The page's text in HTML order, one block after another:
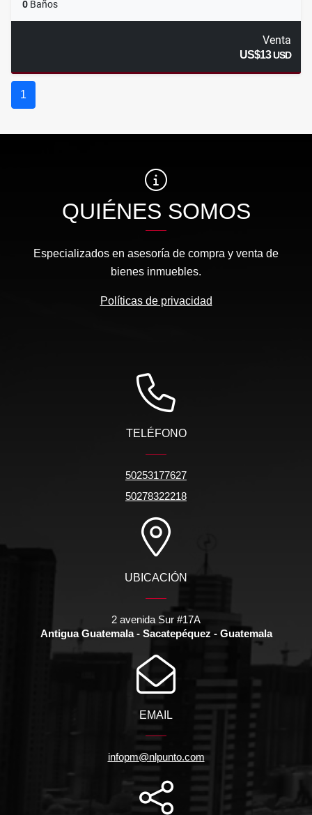
0 Baños
Venta
US$13USD
1
QUIÉNES SOMOS
Especializados en asesoría de compra y venta de
bienes inmuebles.
Políticas de privacidad
TELÉFONO
50253177627
50278322218
UBICACIÓN
2 avenida Sur #17A
Antigua Guatemala - Sacatepéquez - Guatemala
EMAIL
infopm@nlpunto.com